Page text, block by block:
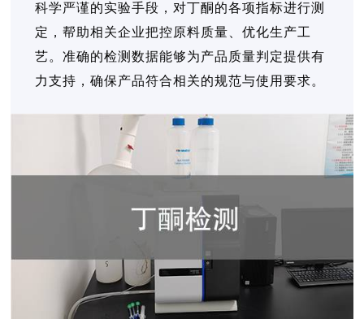
科学严谨的实验手段，对丁酮的各项指标进行测
定，帮助相关企业把控原料质量、优化生产工
艺。准确的检测数据能够为产品质量判定提供有
力支持，确保产品符合相关的规范与使用要求。